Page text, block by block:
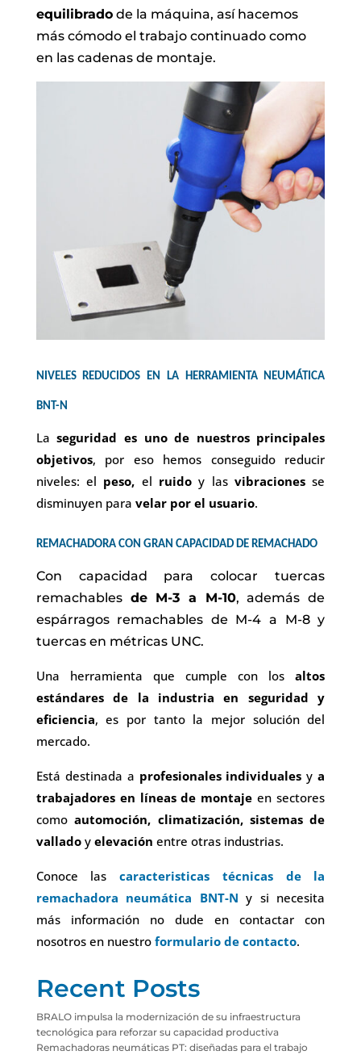
equilibradode la máquina, así hacemos
más cómodo el trabajo continuado como
en las cadenas de montaje.
NIVELES REDUCIDOS EN LA HERRAMIENTA NEUMÁTICA
BNT-N
Laseguridad es uno de nuestros principales
objetivos, por eso hemos conseguido reducir
niveles: el peso, el ruidoy lasvibracionesse
disminuyen para velar por el usuario.
REMACHADORA CON GRAN CAPACIDAD DE REMACHADO
Con capacidad para colocar tuercas
remachables de M-3 a M-10, además de
espárragos remachables de M-4 a M-8 y
tuercas en métricas UNC.
Una herramienta que cumple con losaltos
estándares de la industria en seguridad y
eficiencia, es por tanto la mejor solución del
mercado.
Está destinada a profesionales individuales ya
trabajadores en líneas de montaje en sectores
comoautomoción, climatización, sistemas de
vallado yelevación entre otras industrias.
Conoce lascaracteristicas técnicas de la
remachadora neumática BNT-N y si necesita
más información no dude en contactar con
nosotros en nuestroformulario de contacto.
Recent Posts
BRALO impulsa la modernización de su infraestructura
tecnológica para reforzar su capacidad productiva
Remachadoras neumáticas PT: diseñadas para el trabajo